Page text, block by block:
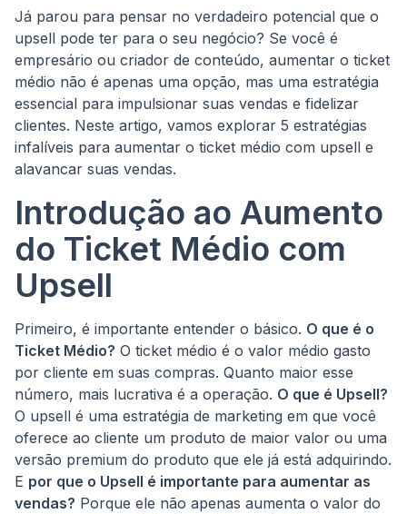
Já parou para pensar no verdadeiro potencial que o
upsell pode ter para o seu negócio? Se você é
empresário ou criador de conteúdo, aumentar o ticket
médio não é apenas uma opção, mas uma estratégia
essencial para impulsionar suas vendas e fidelizar
clientes. Neste artigo, vamos explorar 5 estratégias
infalíveis para aumentar o ticket médio com upsell e
alavancar suas vendas.
Introdução ao Aumento
do Ticket Médio com
Upsell
Primeiro, é importante entender o básico. O que é o
Ticket Médio? O ticket médio é o valor médio gasto
por cliente em suas compras. Quanto maior esse
número, mais lucrativa é a operação. O que é Upsell?
O upsell é uma estratégia de marketing em que você
oferece ao cliente um produto de maior valor ou uma
versão premium do produto que ele já está adquirindo.
E por que o Upsell é importante para aumentar as
vendas? Porque ele não apenas aumenta o valor do